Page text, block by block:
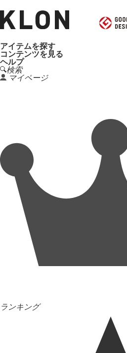
アイテムを探す
コンテンツを見る
ヘルプ
検索
マイページ
ランキング